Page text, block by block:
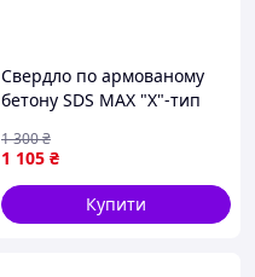
Свердло по армованому
бетону SDS MAX "Х"-тип
матеріал леза YG9 Yato YT-
419831
1 105 ₴
1 300₴
Купити